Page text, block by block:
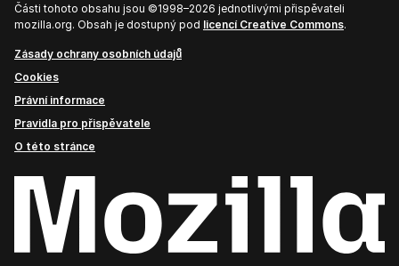
Části tohoto obsahu jsou ©1998–2026 jednotlivými přispěvateli
mozilla.org. Obsah je dostupný pod licencí Creative Commons.
Zásady ochrany osobních údajů
Cookies
Právní informace
Pravidla pro přispěvatele
O této stránce